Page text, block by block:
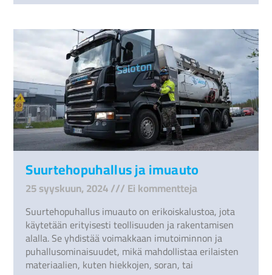
Suurtehopuhallus ja imuauto
25 syyskuun, 2024 Ei kommentteja
Suurtehopuhallus imuauto on erikoiskalustoa, jota
käytetään erityisesti teollisuuden ja rakentamisen
alalla. Se yhdistää voimakkaan imutoiminnon ja
puhallusominaisuudet, mikä mahdollistaa erilaisten
materiaalien, kuten hiekkojen, soran, tai